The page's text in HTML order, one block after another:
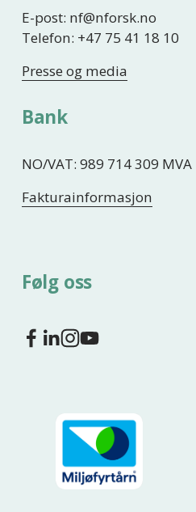
E-post: nf@nforsk.no
Telefon: +47 75 41 18 10
Presse og media
Bank
NO/VAT: 989 714 309 MVA
Fakturainformasjon
Følg oss